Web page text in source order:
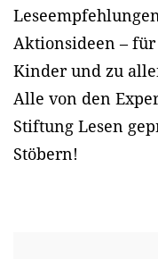
Aktionsideen –
Kinder und zu
Alle von den
Stiftung Lesen
Stöbern!